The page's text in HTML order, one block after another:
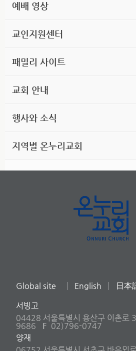
예배 영상
교인지원센터
패밀리 사이트
교회 안내
행사와 소식
지역별 온누리교회
Global site English 日本
서빙고
04428 서울특별시 용산구 이촌로
9686
F 02)796-0747
양재